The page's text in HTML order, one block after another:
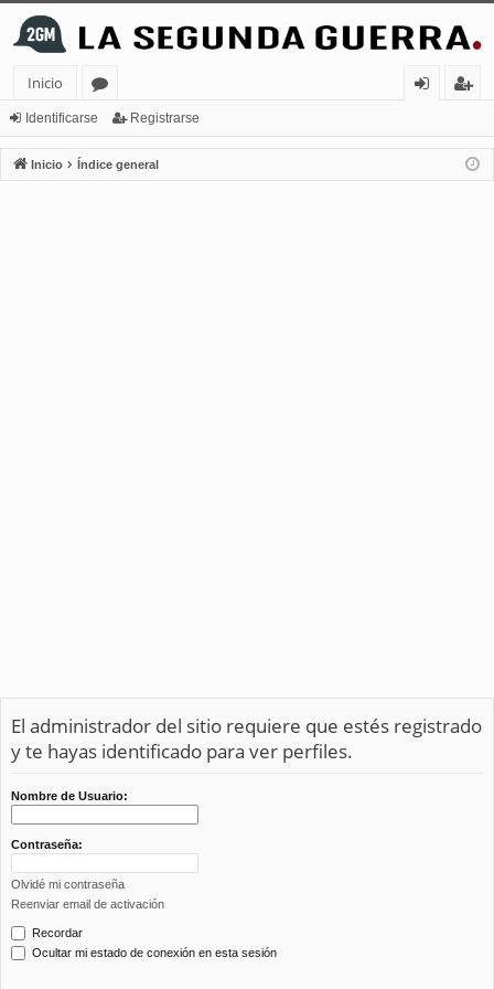
Inicio
or
os
nt
ifi
ist
ra
Identificarse Registrarse
Inicio Índice general
El administrador del sitio requiere que estés registrado
y te hayas identificado para ver perfiles.
Nombre de Usuario:
Contraseña:
Olvidé mi contraseña
Reenviar email de activación
Recordar
Ocultar mi estado de conexión en esta sesión